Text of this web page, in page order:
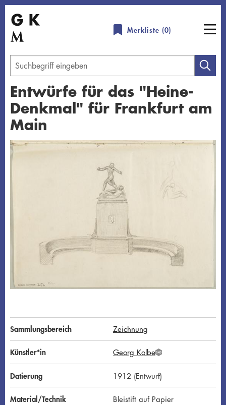
Direkt
zum
Inhalt
Merkliste (0)
Geben
Sie
einen
Suchbegriff
ein
Entwürfe für das "Heine-
Denkmal" für Frankfurt am
Main
Übersicht schließen
Sammlungsbereich Zeichnung
Künstler*in Georg KolbeG
N
D
Datierung 1912 (Entwurf)
Material/Technik Bleistift auf Papier